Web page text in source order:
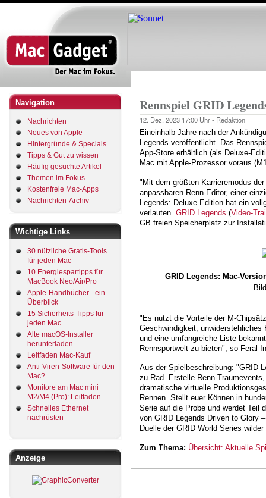
Direkt
zum
Navigation
Nachrichten
Neues von Apple
Hintergründe & Specials
Tipps & Gut zu wissen
Häufig gesuchte Artikel
Themen im Fokus
Kostenfreie Mac-Apps
Nachrichten-Archiv
Wichtige Links
30 nützliche Gratis-Tools
für jeden Mac
10 Energiespartipps für
MacBook Neo/Air/Pro
Apple-Handbücher - ein
Überblick
15 Sicherheits-Tipps für
jeden Mac
Alte macOS-Installer
herunterladen
Leitfaden Mac-Kauf
Anti-Viren-Software für den
Mac?
Monitore am Mac mini
M2/M4 (Pro): Leitfaden
Schnelles Ethernet
nachrüsten
Anzeige
Rennspiel GRID
12. Dez. 2023 17:00 Uhr - Redaktion
Eineinhalb Jahre nach der
Legends veröffentlicht. Das
App-Store erhältlich (als Deluxe-
Mac mit Apple-Prozessor voraus
"Mit dem größten Karrieremodus
anpassbaren Renn-Editor, einer
Legends: Deluxe Edition hat ein
verlauten. GRID Legends (Video-
GB freien Speicherplatz zur
GRID Legends: Mac-
"Es nutzt die Vorteile der M-
Geschwindigkeit, unwiderstehliches
und eine umfangreiche Liste
Rennsportwelt zu bieten", so Feral
Aus der Spielbeschreibung: "GRID
zu Rad. Erstelle Renn-
dramatische virtuelle
Rennen. Stellt euer Können in
Serie auf die Probe und werdet Teil
von GRID Legends Driven to Glory
Duelle der GRID World Series
Zum Thema: Übersicht: Aktuelle